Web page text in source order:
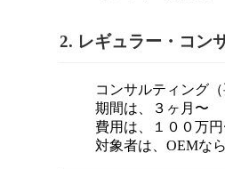
2. レギュラー・コン
コンサルティング
期間は、３ヶ月〜
費用は、１００万円
対象者は、OEMな